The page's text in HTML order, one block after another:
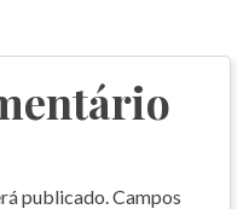
publicado. Campos